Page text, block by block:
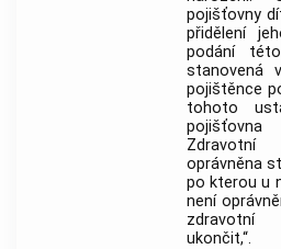
pojišťovny
přidělení
podání
stanovená
pojištěnce
tohoto
oprávněna
po kterou u
není
ukončit,“.